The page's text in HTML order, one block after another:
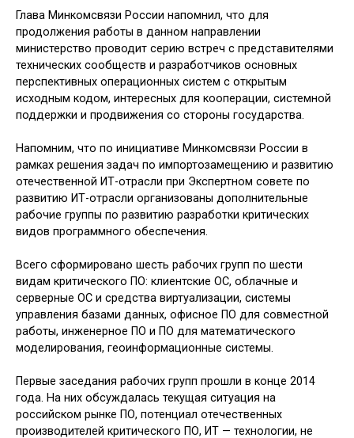
Глава Минкомсвязи России напомнил, что для
продолжения работы в данном направлении
министерство проводит серию встреч с представителями
технических сообществ и разработчиков основных
перспективных операционных систем с открытым
исходным кодом, интересных для кооперации, системной
поддержки и продвижения со стороны государства.
Напомним, что по инициативе Минкомсвязи России в
рамках решения задач по импортозамещению и развитию
отечественной ИТ-отрасли при Экспертном совете по
развитию ИТ-отрасли организованы дополнительные
рабочие группы по развитию разработки критических
видов программного обеспечения.
Всего сформировано шесть рабочих групп по шести
видам критического ПО: клиентские ОС, облачные и
серверные ОС и средства виртуализации, системы
управления базами данных, офисное ПО для совместной
работы, инженерное ПО и ПО для математического
моделирования, геоинформационные системы.
Первые заседания рабочих групп прошли в конце 2014
года. На них обсуждалась текущая ситуация на
российском рынке ПО, потенциал отечественных
производителей критического ПО, ИТ — технологии, не